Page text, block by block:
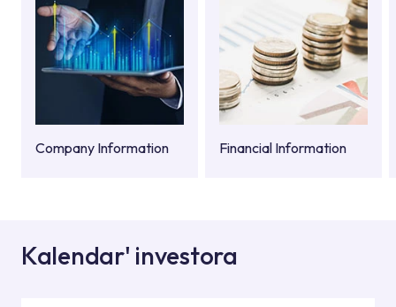
Company Information Financial Information
Kalendar' investora